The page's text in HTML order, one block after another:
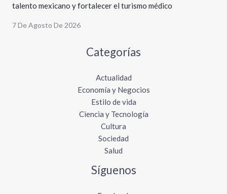
talento mexicano y fortalecer el turismo médico
7 De Agosto De 2026
Categorías
Actualidad
Economía y Negocios
Estilo de vida
Ciencia y Tecnología
Cultura
Sociedad
Salud
Síguenos